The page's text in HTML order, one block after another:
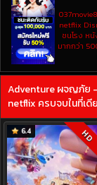
netflix
ชนโรง ห
มากกว่า
Adventure ผจญภัย -
netflix ครบจบในที่เดี
6.4 HD